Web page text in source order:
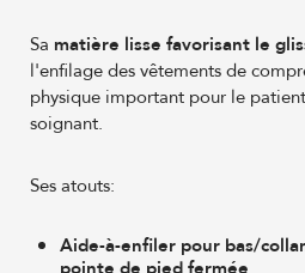
Sa matière lisse favorisant le
l'enfilage des vêtements de
physique important pour le
soignant.
Ses atouts:
Aide-à-enfiler pour bas/